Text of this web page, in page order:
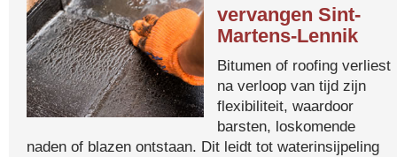
vervangen Sint-
Martens-Lennik
Bitumen of roofing verliest
na verloop van tijd zijn
flexibiliteit, waardoor
barsten, loskomende
naden of blazen ontstaan. Dit leidt tot waterinsijpeling